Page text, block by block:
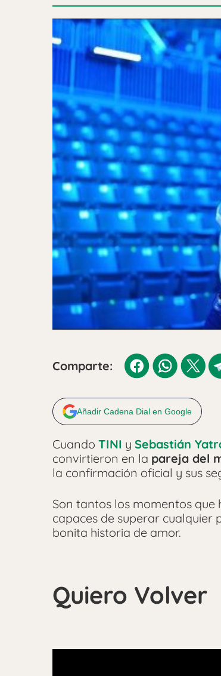
Comparte:
Añadir Cadena Dial en Google
Cuando TINI y Sebastián
convirtieron en la pareja del
la confirmación oficial y sus
Son tantos los momentos que
capaces de superar cualquier
bonita historia de amor.
Quiero Volver